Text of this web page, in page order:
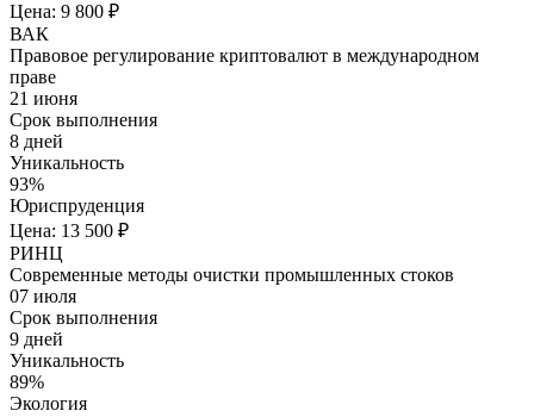
Цена: 9 800 ₽
ВАК
Правовое регулирование криптовалют в международном
праве
21 июня
Срок выполнения
8 дней
Уникальность
93%
Юриспруденция
Цена: 13 500 ₽
РИНЦ
Современные методы очистки промышленных стоков
07 июля
Срок выполнения
9 дней
Уникальность
89%
Экология